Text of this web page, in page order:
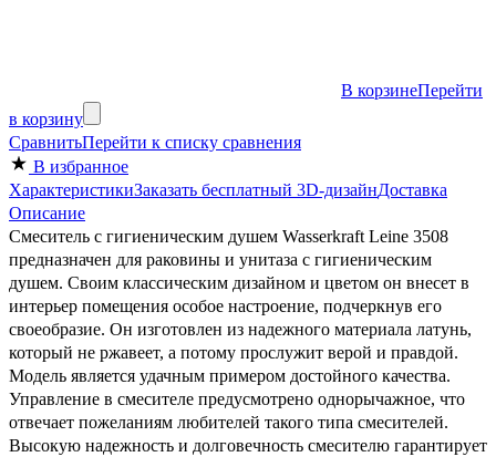
В корзинеПерейти
в корзину
СравнитьПерейти к списку сравнения
В избранное
ХарактеристикиЗаказать бесплатный 3D-дизайнДоставка
Описание
Смеситель с гигиеническим душем Wasserkraft Leine 3508
предназначен для раковины и унитаза с гигиеническим
душем. Своим классическим дизайном и цветом он внесет в
интерьер помещения особое настроение, подчеркнув его
своеобразие. Он изготовлен из надежного материала латунь,
который не ржавеет, а потому прослужит верой и правдой.
Модель является удачным примером достойного качества.
Управление в смесителе предусмотрено однорычажное, что
отвечает пожеланиям любителей такого типа смесителей.
Высокую надежность и долговечность смесителю гарантирует